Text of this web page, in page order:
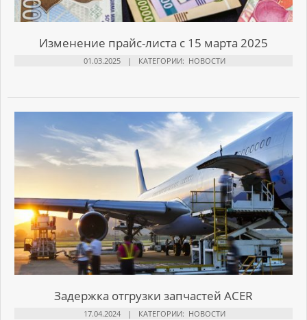
Изменение прайс-листа с 15 марта 2025
01.03.2025 КАТЕГОРИИ: НОВОСТИ
Задержка отгрузки запчастей ACER
17.04.2024 КАТЕГОРИИ: НОВОСТИ